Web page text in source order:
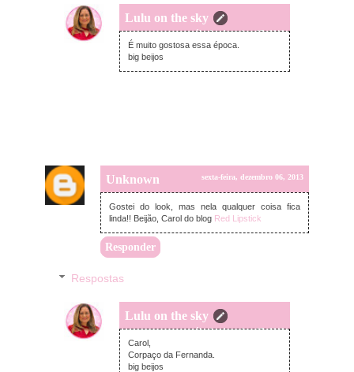
Lulu on the sky
sábado, dezembro 07, 2013
É muito gostosa essa época.
big beijos
Unknown sexta-feira, dezembro 06, 2013
Gostei do look, mas nela qualquer coisa fica
linda!! Beijão, Carol do blog Red Lipstick
Responder
Respostas
Lulu on the sky
sábado, dezembro 07, 2013
Carol,
Corpaço da Fernanda.
big beijos